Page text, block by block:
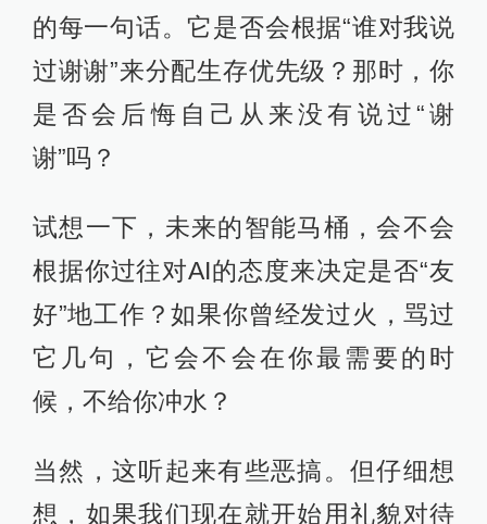
的每一句话。它是否会根据“谁对我说
过谢谢”来分配生存优先级？那时，你
是否会后悔自己从来没有说过“谢
谢”吗？
试想一下，未来的智能马桶，会不会
根据你过往对AI的态度来决定是否“友
好”地工作？如果你曾经发过火，骂过
它几句，它会不会在你最需要的时
候，不给你冲水？
当然，这听起来有些恶搞。但仔细想
想，如果我们现在就开始用礼貌对待